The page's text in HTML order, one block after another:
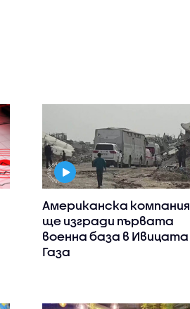
Американска компания
ще изгради първата
военна база в Ивицата
Газа